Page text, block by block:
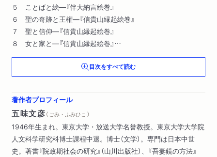
５ ことばと絵―『伴大納言絵巻』
６ 聖の奇跡と王権―『信貴山縁起絵巻』
７ 聖と信仰―『信貴山縁起絵巻』
８ 女と家と―『信貴山縁起絵巻』
９ 絵巻の話法
目次をすべて読む
著作者プロフィール
五味文彦（ ごみ・ふみひこ ）
1946年生まれ。東京大学・放送大学名誉教授。東京大学大学院
人文科学研究科博士課程中退。博士（文学）。専門は日本中世
史。著書『院政期社会の研究』（山川出版社）、『吾妻鏡の方法』